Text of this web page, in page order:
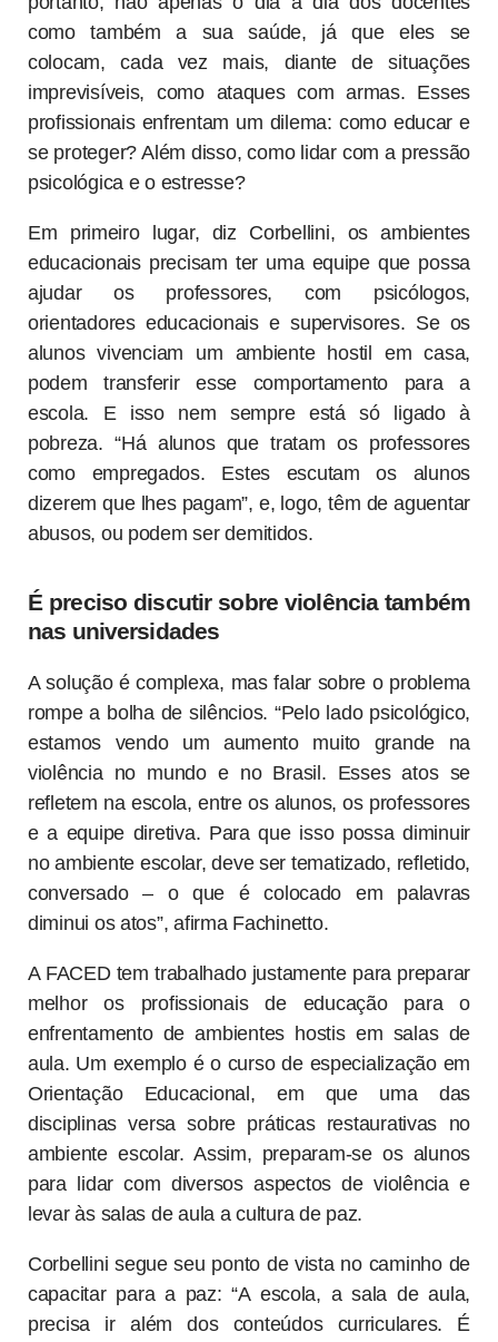
como também a sua saúde, já que eles se
colocam, cada vez mais, diante de situações
imprevisíveis, como ataques com armas. Esses
profissionais enfrentam um dilema: como educar e
se proteger? Além disso, como lidar com a pressão
psicológica e o estresse?
Em primeiro lugar, diz Corbellini, os ambientes
educacionais precisam ter uma equipe que possa
ajudar os professores, com psicólogos,
orientadores educacionais e supervisores. Se os
alunos vivenciam um ambiente hostil em casa,
podem transferir esse comportamento para a
escola. E isso nem sempre está só ligado à
pobreza. “Há alunos que tratam os professores
como empregados. Estes escutam os alunos
dizerem que lhes pagam”, e, logo, têm de aguentar
abusos, ou podem ser demitidos.
É preciso discutir sobre violência também
nas universidades
A solução é complexa, mas falar sobre o problema
rompe a bolha de silêncios. “Pelo lado psicológico,
estamos vendo um aumento muito grande na
violência no mundo e no Brasil. Esses atos se
refletem na escola, entre os alunos, os professores
e a equipe diretiva. Para que isso possa diminuir
no ambiente escolar, deve ser tematizado, refletido,
conversado – o que é colocado em palavras
diminui os atos”, afirma Fachinetto.
A FACED tem trabalhado justamente para preparar
melhor os profissionais de educação para o
enfrentamento de ambientes hostis em salas de
aula. Um exemplo é o curso de especialização em
Orientação Educacional, em que uma das
disciplinas versa sobre práticas restaurativas no
ambiente escolar. Assim, preparam-se os alunos
para lidar com diversos aspectos de violência e
levar às salas de aula a cultura de paz.
Corbellini segue seu ponto de vista no caminho de
capacitar para a paz: “A escola, a sala de aula,
precisa ir além dos conteúdos curriculares. É